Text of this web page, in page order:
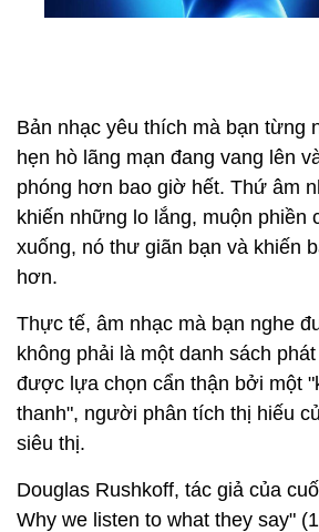
Bản nhạc yêu thích mà bạn từng
hẹn hò lãng mạn đang vang lên
phóng hơn bao giờ hết. Thứ âm
khiến những lo lắng, muộn phiền
xuống, nó thư giãn bạn và khiến
hơn.
Thực tế, âm nhạc mà bạn nghe
không phải là một danh sách
được lựa chọn cẩn thận bởi một
thanh", người phân tích thị hiếu
siêu thị.
Douglas Rushkoff, tác giả của
Why we listen to what they say"